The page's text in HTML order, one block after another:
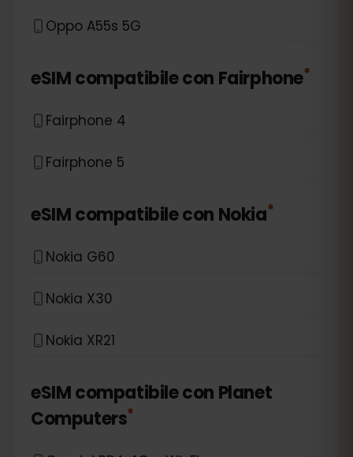
Oppo A55s 5G
eSIM compatibile con Fairphone*
Fairphone 4
Fairphone 5
eSIM compatibile con Nokia*
Nokia G60
Nokia X30
Nokia XR21
eSIM compatibile con Planet
Computers*